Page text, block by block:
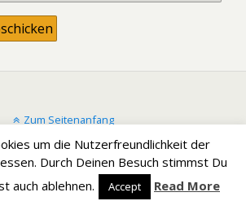
Zum Seitenanfang
Desktop
um die Nutzerfreundlichkeit der
Durch Deinen Besuch stimmst Du
auch ablehnen.
Accept Read More